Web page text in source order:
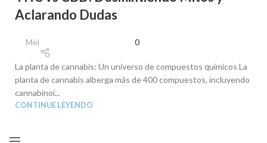
Aclarando Dudas
Mel 0
La planta de cannabis: Un universo de compuestos químicos La
planta de cannabis alberga más de 400 compuestos, incluyendo
cannabinoi...
CONTINUE LEYENDO